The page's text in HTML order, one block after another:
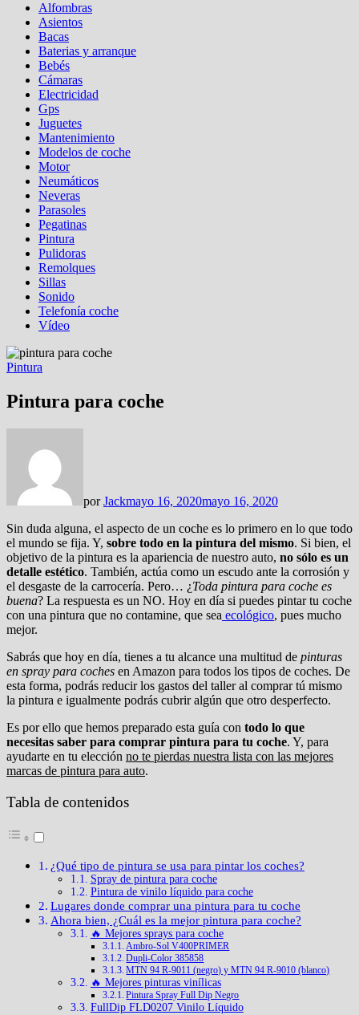
Alfombras
Asientos
Bacas
Baterias y arranque
Bebés
Cámaras
Electricidad
Gps
Juguetes
Mantenimiento
Modelos de coche
Motor
Neumáticos
Neveras
Parasoles
Pegatinas
Pintura
Pulidoras
Remolques
Sillas
Sonido
Telefonía coche
Vídeo
Pintura
Pintura para coche
porJackmayo 16, 2020mayo 16, 2020
Sin duda alguna, el aspecto de un coche es lo primero en lo que todo
el mundo se fija. Y, sobre todo en la pintura del mismo. Si bien, el
objetivo de la pintura es la apariencia de nuestro auto, no sólo es un
detalle estético. También, actúa como un escudo ante la corrosión y
el desgaste de la carrocería. Pero… ¿Toda pintura para coche es
buena? La respuesta es un NO. Hoy en día si puedes pintar tu coche
con una pintura que no contamine, que sea ecológico, pues mucho
mejor.
Sabrás que hoy en día, tienes a tu alcance una multitud de pinturas
en spray para coches en Amazon para todos los tipos de coches. De
esta forma, podrás reducir los gastos del taller al comprar tú mismo
la pintura e igualmente podrás cubrir algún que otro desperfecto.
Es por ello que hemos preparado esta guía con todo lo que
necesitas saber para comprar pintura para tu coche. Y, para
ayudarte en tu elección no te pierdas nuestra lista con las mejores
marcas de pintura para auto.
Tabla de contenidos
¿Qué tipo de pintura se usa para pintar los coches?
Spray de pintura para coche
Pintura de vinilo líquido para coche
Lugares donde comprar una pintura para tu coche
Ahora bien, ¿Cuál es la mejor pintura para coche?
🔥 Mejores sprays para coche
Ambro-Sol V400PRIMER
Dupli-Color 385858
MTN 94 R-9011 (negro) y MTN 94 R-9010 (blanco)
🔥 Mejores pinturas vinílicas
Pintura Spray Full Dip Negro
FullDip FLD0207 Vinilo Líquido